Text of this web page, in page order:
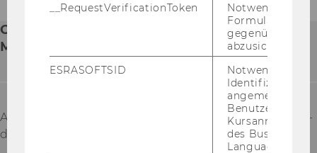
ORGANISATORISCHES ZUM
MASTERSTUDIUM?
Alle or­ga­ni­sa­to­ri­schen Infos rund um Ihr Mas­ter­stu­
di­um fin­den Sie im Mas­ter­gui­de!
__RequestVerificationToken
Notwendig, um
gegenüber
abzusichern.
ESRASOFTSID
Notwendig zur
Identifizierung
angemeldeten
Benutzers im
des Business
Language